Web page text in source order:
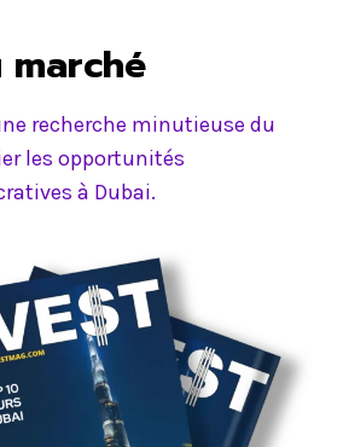
recherche minutieuse du
les opportunités
à Dubai.